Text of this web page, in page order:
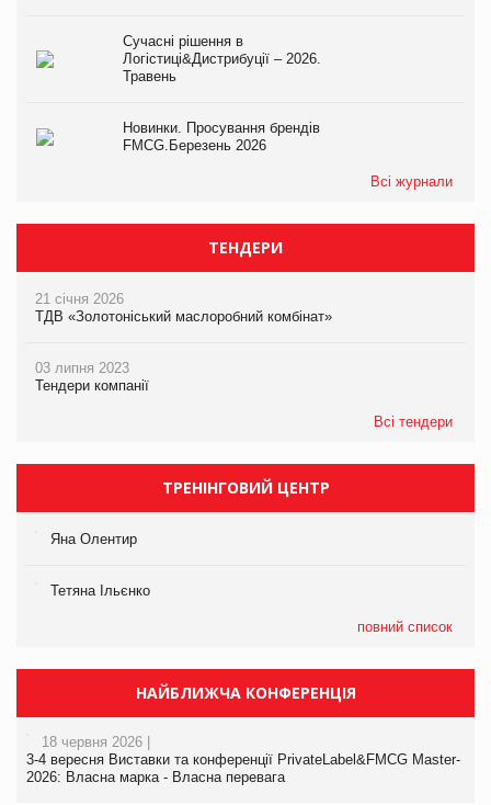
Сучасні рішення в
Логістиці&Дистрибуції – 2026.
Травень
Новинки. Просування брендів
FMCG.Березень 2026
Всі журнали
ТЕНДЕРИ
21 січня 2026
ТДВ «Золотоніський маслоробний комбінат»
03 липня 2023
Тендери компанії
Всі тендери
ТРЕНІНГОВИЙ ЦЕНТР
Яна Олентир
Тетяна Ільєнко
повний список
НАЙБЛИЖЧА КОНФЕРЕНЦІЯ
18 червня 2026 |
3-4 вересня Виставки та конференції PrivateLabel&FMCG Master-
2026: Власна марка - Власна перевага